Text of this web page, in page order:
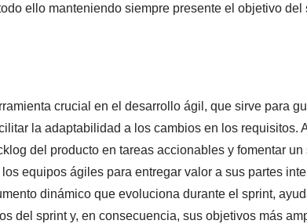
ello manteniendo siempre presente el objetivo del
crucial en el desarrollo ágil, que sirve para
la adaptabilidad a los cambios en los requisitos.
del producto en tareas accionables y fomentar
equipos ágiles para entregar valor a sus partes
dinámico que evoluciona durante el sprint,
del sprint y, en consecuencia, sus objetivos más